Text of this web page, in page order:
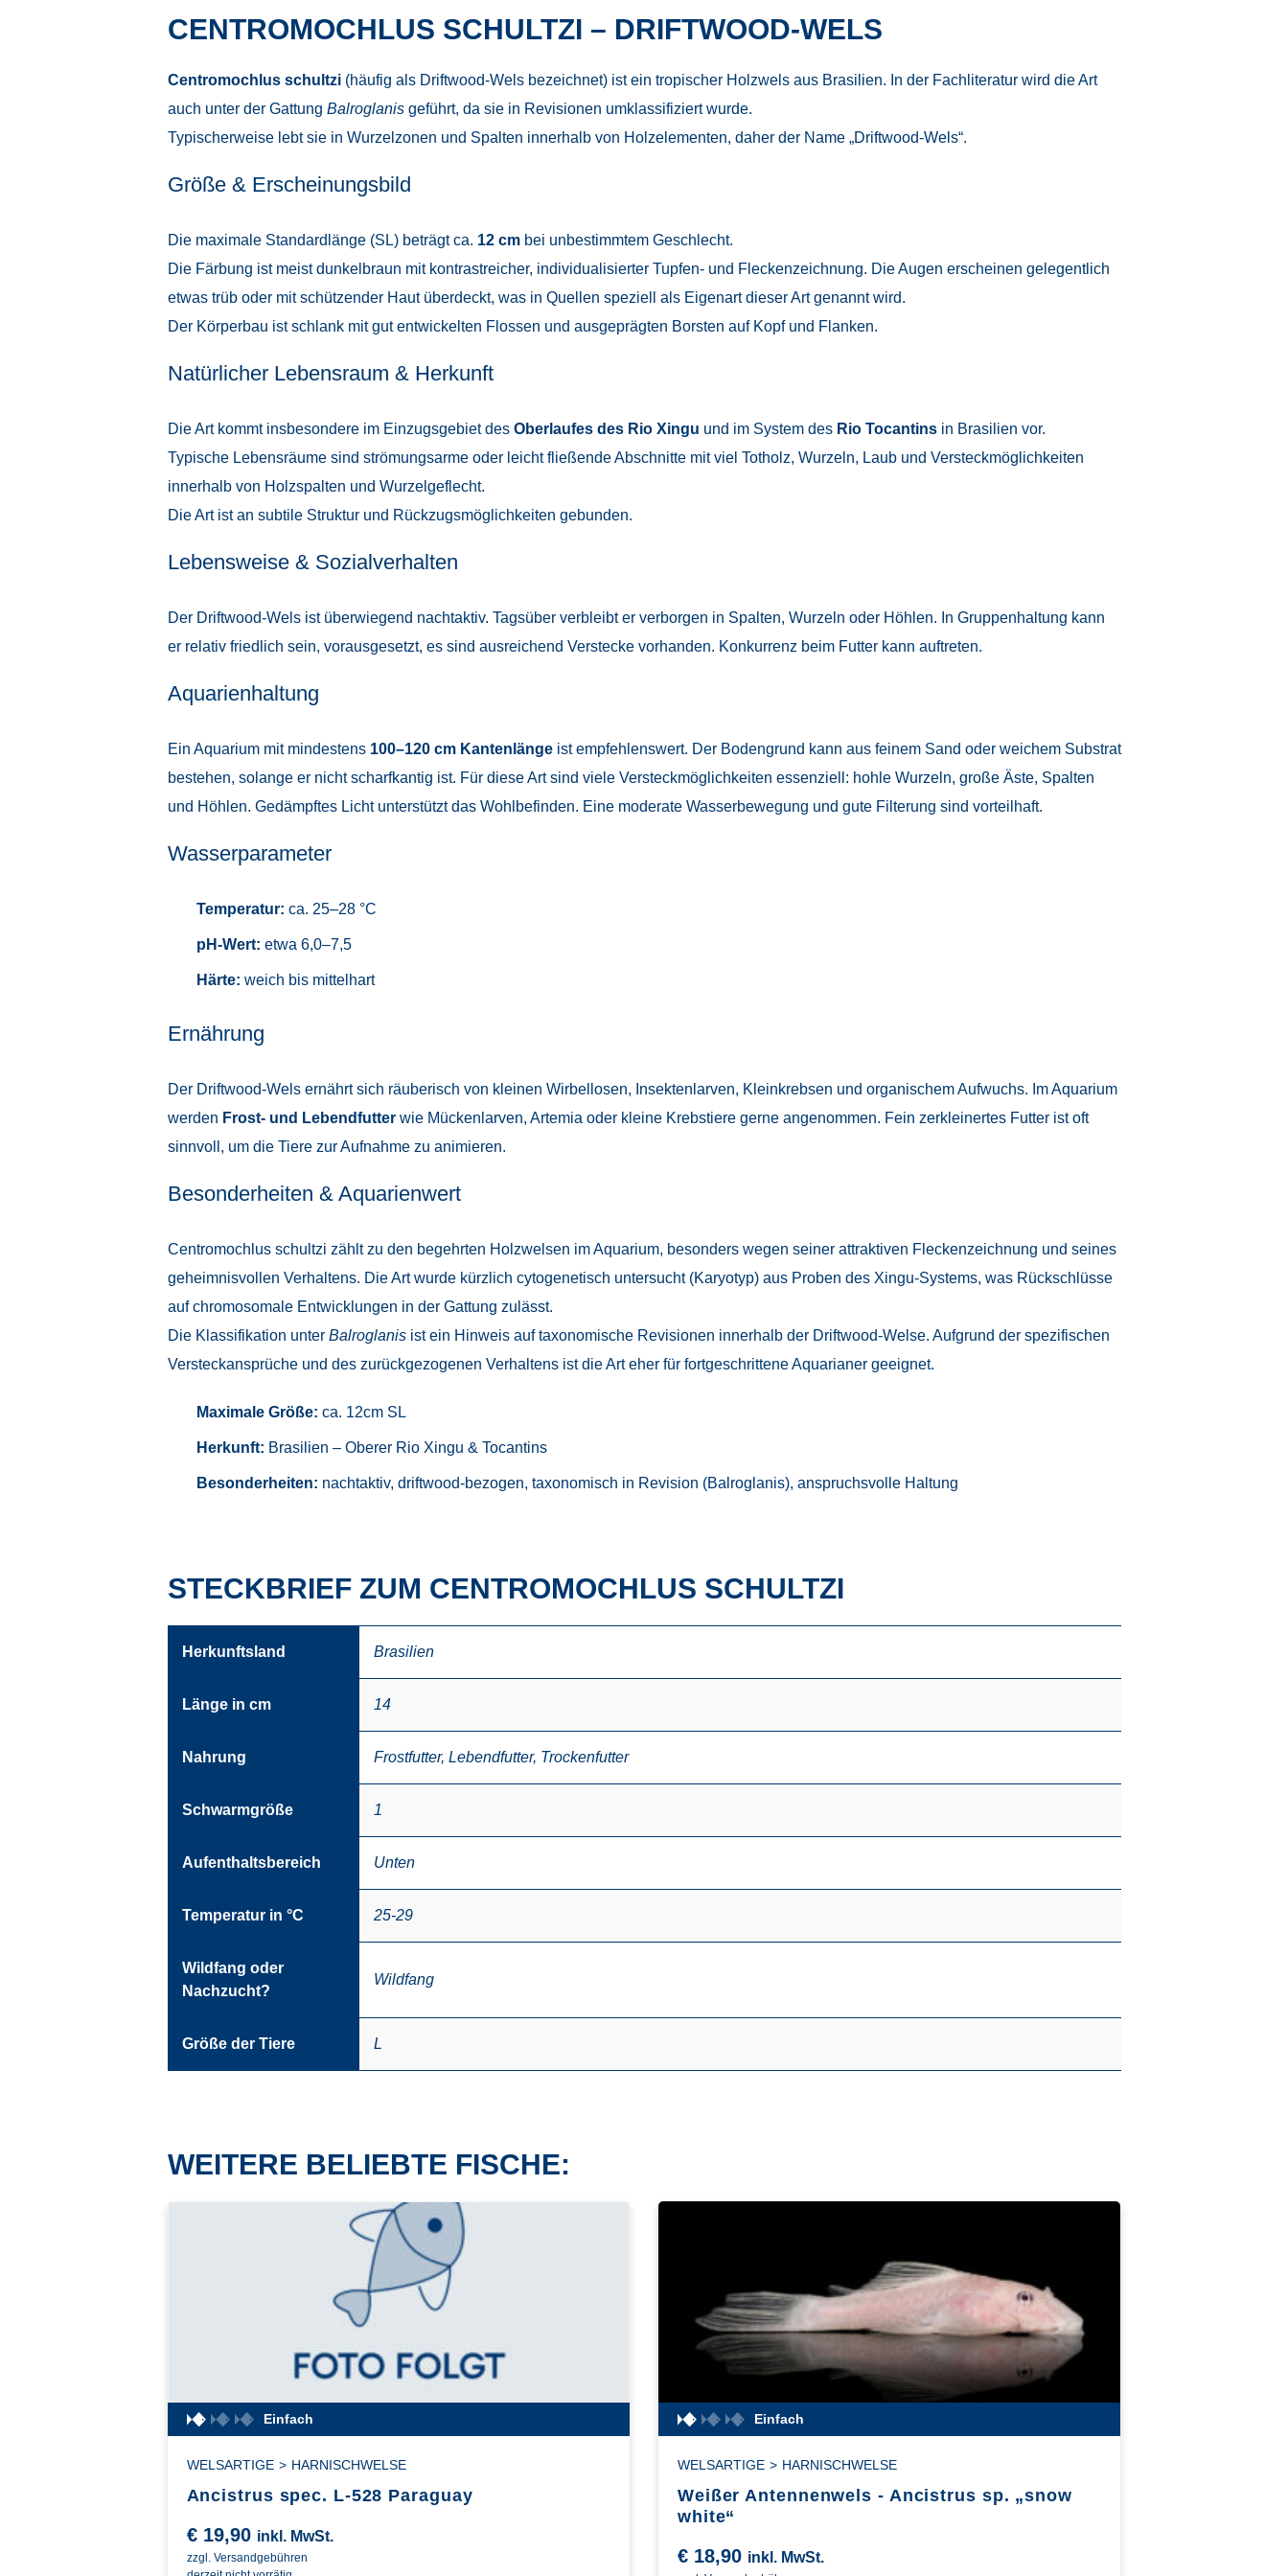
CENTROMOCHLUS SCHULTZI – DRIFTWOOD-WELS
Centromochlus schultzi(häufig als Driftwood-Wels bezeichnet) ist ein tropischer Holzwels aus Brasilien. In der Fachliteratur wird die Art
auch unter der Gattung Balroglanisgeführt, da sie in Revisionen umklassifiziert wurde.
Typischerweise lebt sie in Wurzelzonen und Spalten innerhalb von Holzelementen, daher der Name „Driftwood-Wels“.
Größe & Erscheinungsbild
Die maximale Standardlänge (SL) beträgt ca. 12 cmbei unbestimmtem Geschlecht.
Die Färbung ist meist dunkelbraun mit kontrastreicher, individualisierter Tupfen- und Fleckenzeichnung. Die Augen erscheinen gelegentlich
etwas trüb oder mit schützender Haut überdeckt, was in Quellen speziell als Eigenart dieser Art genannt wird.
Der Körperbau ist schlank mit gut entwickelten Flossen und ausgeprägten Borsten auf Kopf und Flanken.
Natürlicher Lebensraum & Herkunft
Die Art kommt insbesondere im Einzugsgebiet des Oberlaufes des Rio Xingu und im System des Rio Tocantinsin Brasilien vor.
Typische Lebensräume sind strömungsarme oder leicht fließende Abschnitte mit viel Totholz, Wurzeln, Laub und Versteckmöglichkeiten
innerhalb von Holzspalten und Wurzelgeflecht.
Die Art ist an subtile Struktur und Rückzugsmöglichkeiten gebunden.
Lebensweise & Sozialverhalten
Der Driftwood-Wels ist überwiegend nachtaktiv. Tagsüber verbleibt er verborgen in Spalten, Wurzeln oder Höhlen. In Gruppenhaltung kann
er relativ friedlich sein, vorausgesetzt, es sind ausreichend Verstecke vorhanden. Konkurrenz beim Futter kann auftreten.
Aquarienhaltung
Ein Aquarium mit mindestens 100–120 cm Kantenlängeist empfehlenswert. Der Bodengrund kann aus feinem Sand oder weichem Substrat
bestehen, solange er nicht scharfkantig ist. Für diese Art sind viele Versteckmöglichkeiten essenziell: hohle Wurzeln, große Äste, Spalten
und Höhlen. Gedämpftes Licht unterstützt das Wohlbefinden. Eine moderate Wasserbewegung und gute Filterung sind vorteilhaft.
Wasserparameter
Temperatur: ca. 25–28 °C
pH-Wert: etwa 6,0–7,5
Härte: weich bis mittelhart
Ernährung
Der Driftwood-Wels ernährt sich räuberisch von kleinen Wirbellosen, Insektenlarven, Kleinkrebsen und organischem Aufwuchs. Im Aquarium
werden Frost- und Lebendfutterwie Mückenlarven, Artemia oder kleine Krebstiere gerne angenommen. Fein zerkleinertes Futter ist oft
sinnvoll, um die Tiere zur Aufnahme zu animieren.
Besonderheiten & Aquarienwert
Centromochlus schultzi zählt zu den begehrten Holzwelsen im Aquarium, besonders wegen seiner attraktiven Fleckenzeichnung und seines
geheimnisvollen Verhaltens. Die Art wurde kürzlich cytogenetisch untersucht (Karyotyp) aus Proben des Xingu-Systems, was Rückschlüsse
auf chromosomale Entwicklungen in der Gattung zulässt.
Die Klassifikation unter Balroglanisist ein Hinweis auf taxonomische Revisionen innerhalb der Driftwood-Welse. Aufgrund der spezifischen
Versteckansprüche und des zurückgezogenen Verhaltens ist die Art eher für fortgeschrittene Aquarianer geeignet.
Maximale Größe: ca. 12cm SL
Herkunft: Brasilien – Oberer Rio Xingu & Tocantins
Besonderheiten: nachtaktiv, driftwood-bezogen, taxonomisch in Revision (Balroglanis), anspruchsvolle Haltung
STECKBRIEF ZUM CENTROMOCHLUS SCHULTZI
Herkunftsland Brasilien
Länge in cm 14
Nahrung Frostfutter, Lebendfutter, Trockenfutter
Schwarmgröße 1
Aufenthaltsbereich Unten
Temperatur in °C 25-29
Wildfang oder
Nachzucht?
Wildfang
Größe der Tiere L
WEITERE BELIEBTE FISCHE:
Einfach
WELSARTIGE > HARNISCHWELSE
Ancistrus spec. L-528 Paraguay
€19,90 inkl. MwSt.
zzgl. Versandgebühren
Einfach
WELSARTIGE > HARNISCHWELSE
Weißer Antennenwels - Ancistrus sp. „snow
white“
€18,90 inkl. MwSt.